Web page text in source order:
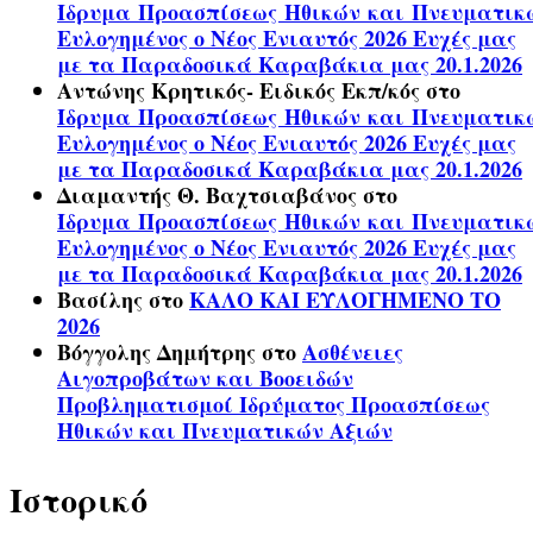
Ίδρυμα Προασπίσεως Ηθικών και
Ευλογημένος ο Νέος Ενιαυτός 2026 Ευχές μας
με τα Παραδοσικά Καραβάκια μας 20.1.2026
Αντώνης Κρητικός- Ειδικός Εκπ/κόςστο
Ίδρυμα Προασπίσεως Ηθικών και
Ευλογημένος ο Νέος Ενιαυτός 2026 Ευχές μας
με τα Παραδοσικά Καραβάκια μας 20.1.2026
Διαμαντής Θ. Βαχτσιαβάνοςστο
Ίδρυμα Προασπίσεως Ηθικών και
Ευλογημένος ο Νέος Ενιαυτός 2026 Ευχές μας
με τα Παραδοσικά Καραβάκια μας 20.1.2026
ΒασίληςστοΚΑΛΟ ΚΑΙ ΕΥΛΟΓΗΜΕΝΟ ΤΟ
2026
Βόγγολης ΔημήτρηςστοΑσθένειες
Αιγοπροβάτων και Βοοειδών
Προβληματισμοί Ιδρύματος Προασπίσεως
Ηθικών και Πνευματικών Αξιών
Ιστορικό